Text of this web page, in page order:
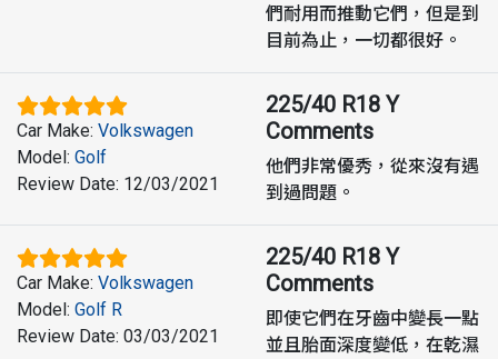
們耐用而推動它們，但是到
目前為止，一切都很好。
Car Make: Volkswagen
Model: Golf
Review Date: 12/03/2021
225/40 R18 Y
Comments
他們非常優秀，從來沒有遇
到過問題。
Car Make: Volkswagen
Model: Golf R
Review Date: 03/03/2021
225/40 R18 Y
Comments
即使它們在牙齒中變長一點
並且胎面深度變低，在乾濕